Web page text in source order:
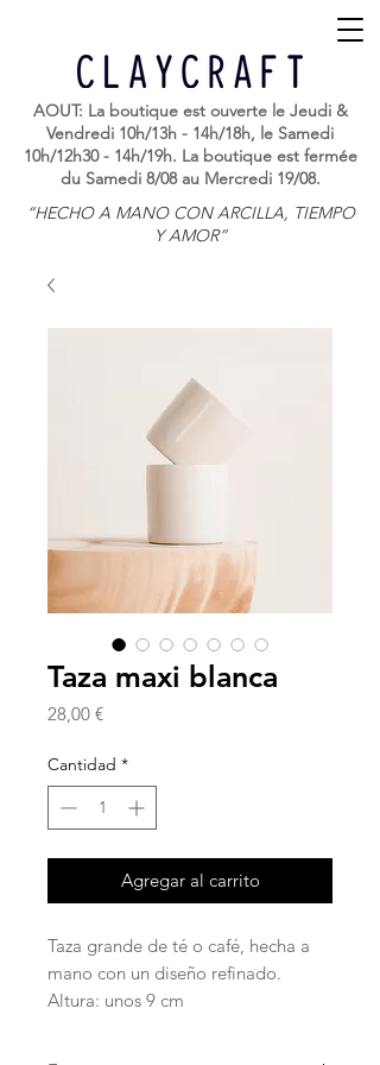
“HECHO A MANO CON ARCILLA, TIEMPO
Y AMOR”
AOUT: La boutique est ouverte le Jeudi &
Vendredi 10h/13h - 14h/18h, le Samedi
10h/12h30 - 14h/19h. La boutique est fermée
du Samedi 8/08 au Mercredi 19/08.
Taza maxi blanca
28,00 €Precio
Cantidad *
Agregar al carrito
Taza grande de té o café, hecha a
mano con un diseño refinado.
Altura: unos 9 cm